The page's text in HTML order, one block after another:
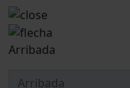
Arribada